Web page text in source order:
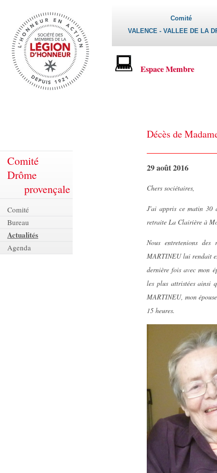
Comité
VALENCE - VALLEE DE LA
Espace Membre
Comité
Drôme
provençale
Comité
Bureau
Actualités
Agenda
Décès de
29 août 2016
Chers sociétaires,
J'ai appris ce matin 30
retraite La Clairière à
Nous entretenions
MARTINEU lui rendait
dernière fois avec mon
les plus attristées ainsi
MARTINEU, mon
15 heures.